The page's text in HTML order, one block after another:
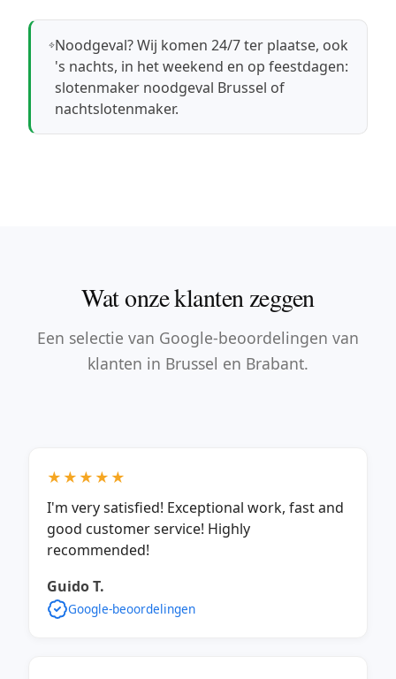
Noodgeval? Wij komen 24/7 ter plaatse, ook
's nachts, in het weekend en op feestdagen:
slotenmaker noodgeval Brussel of
nachtslotenmaker.
Wat onze klanten zeggen
Een selectie van Google-beoordelingen van
klanten in Brussel en Brabant.
★★★★★
I'm very satisfied! Exceptional work, fast and
good customer service! Highly
recommended!
Guido T.
Google-beoordelingen